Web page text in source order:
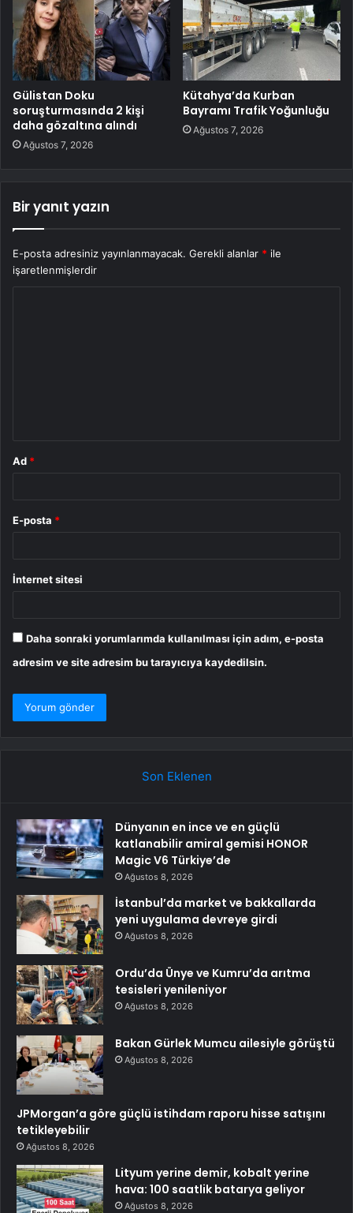
Gülistan Doku
soruşturmasında 2 kişi
daha gözaltına alındı
Ağustos 7, 2026
Kütahya’da Kurban
Bayramı Trafik Yoğunluğu
Ağustos 7, 2026
Bir yanıt yazın
E-posta adresiniz yayınlanmayacak. Gerekli alanlar * ile
işaretlenmişlerdir
Ad *
E-posta *
İnternet sitesi
Daha sonraki yorumlarımda kullanılması için adım, e-posta
adresim ve site adresim bu tarayıcıya kaydedilsin.
Son Eklenen
Dünyanın en ince ve en güçlü
katlanabilir amiral gemisi HONOR
Magic V6 Türkiye’de
Ağustos 8, 2026
İstanbul’da market ve bakkallarda
yeni uygulama devreye girdi
Ağustos 8, 2026
Ordu’da Ünye ve Kumru’da arıtma
tesisleri yenileniyor
Ağustos 8, 2026
Bakan Gürlek Mumcu ailesiyle görüştü
Ağustos 8, 2026
JPMorgan’a göre güçlü istihdam raporu hisse satışını
tetikleyebilir
Ağustos 8, 2026
Lityum yerine demir, kobalt yerine
hava: 100 saatlik batarya geliyor
Ağustos 8, 2026